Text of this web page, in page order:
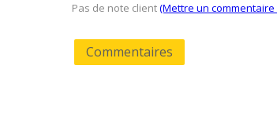
Pas de note client(Mettre un
Commentaires